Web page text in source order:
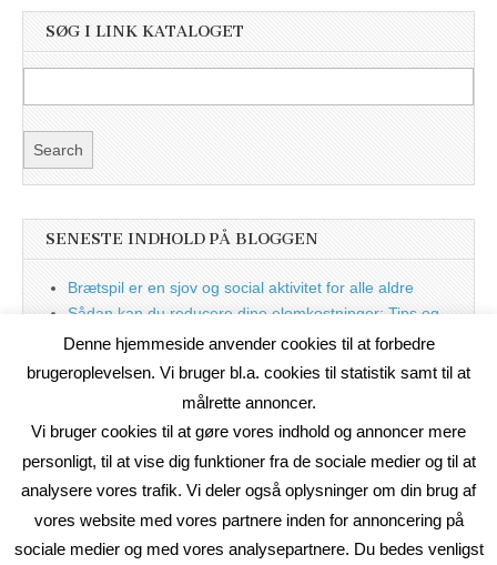
SØG I LINK KATALOGET
SENESTE INDHOLD PÅ BLOGGEN
Brætspil er en sjov og social aktivitet for alle aldre
Sådan kan du reducere dine elomkostninger: Tips og
tricks til at spare på elprisen
Nu med blog
Denne hjemmeside anvender cookies til at forbedre
brugeroplevelsen. Vi bruger bl.a. cookies til statistik samt til at
målrette annoncer.
Vi bruger cookies til at gøre vores indhold og annoncer mere
personligt, til at vise dig funktioner fra de sociale medier og til at
analysere vores trafik. Vi deler også oplysninger om din brug af
vores website med vores partnere inden for annoncering på
sociale medier og med vores analysepartnere. Du bedes venligst